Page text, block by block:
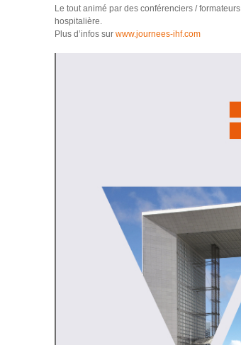
Le tout animé par des conférenciers /
hospitalière.
Plus d’infos surwww.journees-ihf.com